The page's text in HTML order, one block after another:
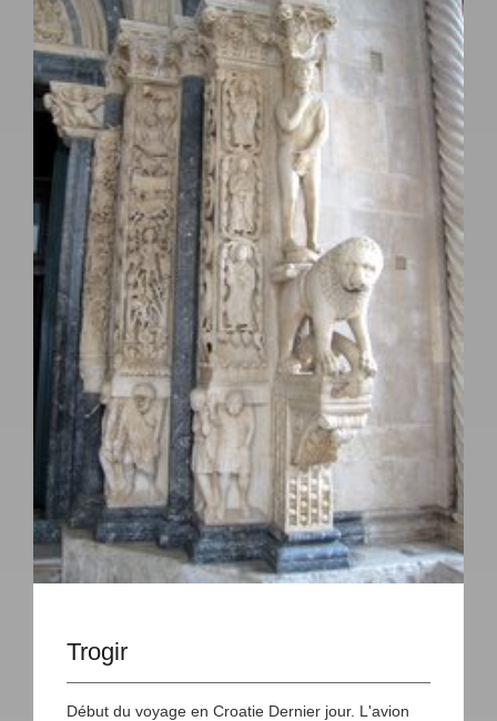
Trogir
Début du voyage en Croatie Dernier jour. L'avion